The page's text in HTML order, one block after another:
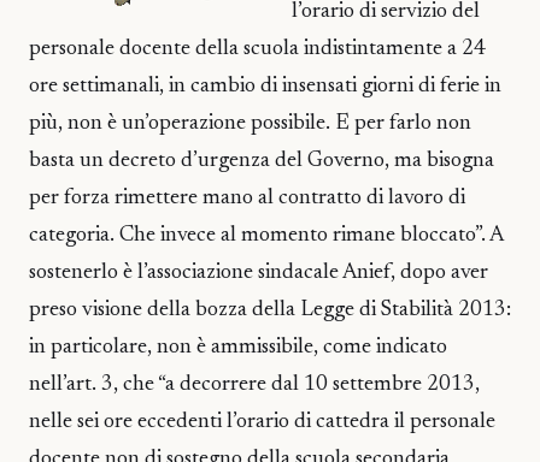
l’orario di servizio del
personale docente della scuola indistintamente a 24
ore settimanali, in cambio di insensati giorni di ferie in
più, non è un’operazione possibile. E per farlo non
basta un decreto d’urgenza del Governo, ma bisogna
per forza rimettere mano al contratto di lavoro di
categoria. Che invece al momento rimane bloccato”. A
sostenerlo è l’associazione sindacale Anief, dopo aver
preso visione della bozza della Legge di Stabilità 2013:
in particolare, non è ammissibile, come indicato
nell’art. 3, che “a decorrere dal 10 settembre 2013,
nelle sei ore eccedenti l’orario di cattedra il personale